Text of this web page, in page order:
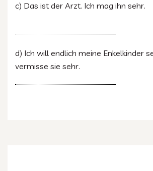
c) Das ist der Arzt. Ich mag ihn sehr.
d) Ich will endlich meine Enkelkinder
vermisse sie sehr.